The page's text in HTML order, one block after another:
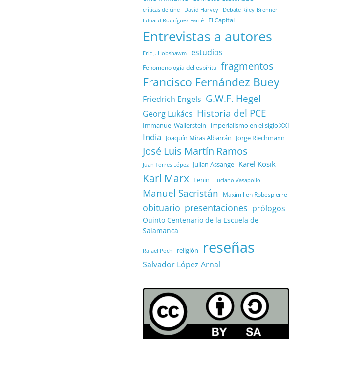
críticas de cine David Harvey Debate Riley-Brenner
Eduard Rodríguez Farré El Capital
Entrevistas a autores
Eric J. Hobsbawm estudios
Fenomenología del espíritu fragmentos
Francisco Fernández Buey
Friedrich Engels G.W.F. Hegel
Georg Lukács Historia del PCE
Immanuel Wallerstein imperialismo en el siglo XXI
India Joaquín Miras Albarrán Jorge Riechmann
José Luis Martín Ramos
Juan Torres López Julian Assange Karel Kosík
Karl Marx Lenin Luciano Vasapollo
Manuel Sacristán Maximilien Robespierre
obituario presentaciones prólogos
Quinto Centenario de la Escuela de
Salamanca
Rafael Poch religión reseñas
Salvador López Arnal